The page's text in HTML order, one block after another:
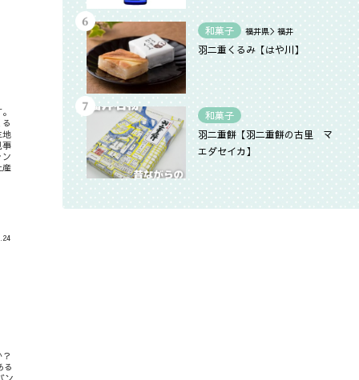
地
事
産
る
和菓子 福井県＞福井
羽二重くるみ【はや川】
和菓子
羽二重餅【羽二重餅の古里 マ
エダセイカ】